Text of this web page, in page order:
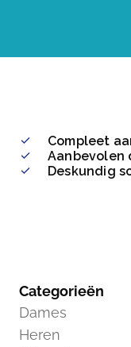
Compleet
Aanbevolen
Deskundig
Categorieën
Dames
Heren